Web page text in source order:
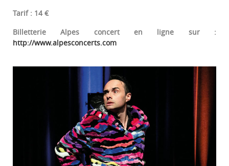
Tarif : 14 €
Billetterie Alpes concert en ligne sur :
http://www.alpesconcerts.com